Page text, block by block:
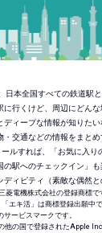
日本全国すべての鉄道駅
に行くけど、周辺にどん
ディープな情報が知りた
・交通などの情報をまと
ルすれば、「お気に入り
の駅へのチェックイン」
ィピティ（素敵な偶然
菱電機株式会社の登録商標で
エキ活」は商標登録出願中で
ービスマークです。
他の国で登録されたApple